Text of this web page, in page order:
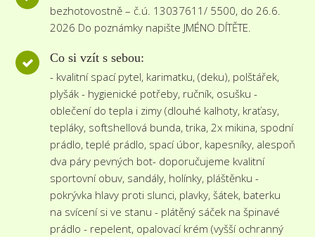
bezhotovostně – č.ú. 13037611/ 5500, do 26.6.
2026 Do poznámky napište JMÉNO DÍTĚTE.
Co si vzít s sebou:
- kvalitní spací pytel, karimatku, (deku), polštářek,
plyšák - hygienické potřeby, ručník, osušku -
oblečení do tepla i zimy (dlouhé kalhoty, kraťasy,
tepláky, softshellová bunda, trika, 2x mikina, spodní
prádlo, teplé prádlo, spací úbor, kapesníky, alespoň
dva páry pevných bot- doporučujeme kvalitní
sportovní obuv, sandály, holínky, pláštěnku -
pokrývka hlavy proti slunci, plavky, šátek, baterku
na svícení si ve stanu - plátěný sáček na špinavé
prádlo - repelent, opalovací krém (vyšší ochranný